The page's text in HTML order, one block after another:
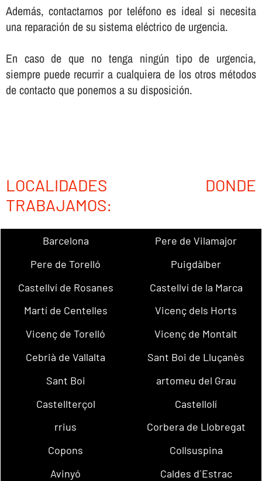
Además, contactarnos por teléfono es ideal si necesita
una reparación de su sistema eléctrico de urgencia.
En caso de que no tenga ningún tipo de urgencia,
siempre puede recurrir a cualquiera de los otros métodos
de contacto que ponemos a su disposición.
LOCALIDADES DONDE
TRABAJAMOS:
Barcelona
Pere de Vilamajor
Pere de Torelló
Puigdàlber
Castellví de Rosanes
Castellví de la Marca
Martí de Centelles
Vicenç dels Horts
Vicenç de Torelló
Vicenç de Montalt
Cebrià de Vallalta
Sant Boi de Lluçanès
Sant Boi
artomeu del Grau
Castellterçol
Castellolí
rrius
Corbera de Llobregat
Copons
Collsuspina
Avinyó
Caldes d´Estrac